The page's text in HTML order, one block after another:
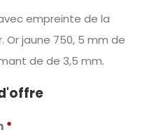
empreinte de la
Or jaune 750, 5 mm de
de de 3,5 mm.
*